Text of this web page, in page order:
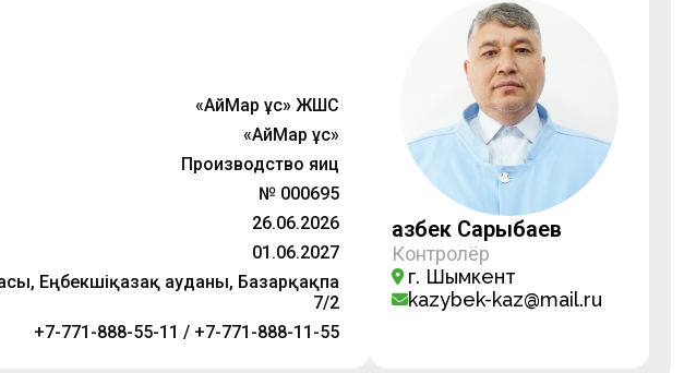
«АйМар Құс» ЖШС
«АйМар Құс»
Производство яиц
№ 000695
26.06.2026
01.06.2027
Еңбекшіқазақ ауданы, Базарқақпа
7/2
+7-771-888-55-11 / +7-771-888-11-55
Қазбек Сарыбаев
Контролёр
г. Шымкент
kazybek-kaz@mail.ru